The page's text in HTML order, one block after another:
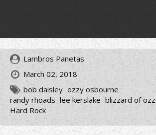
Lambros Panetas
March 02, 2018
bob daisley ozzy osbourne
randy rhoads lee kerslake blizzard of ozz
Hard Rock